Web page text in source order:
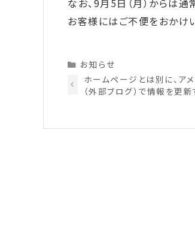
なお、9月5日（月）からは通
お客様にはご不便をおかけ
Categories
お知らせ
ホームページとは別に、ア
（外部ブログ）で情報を更